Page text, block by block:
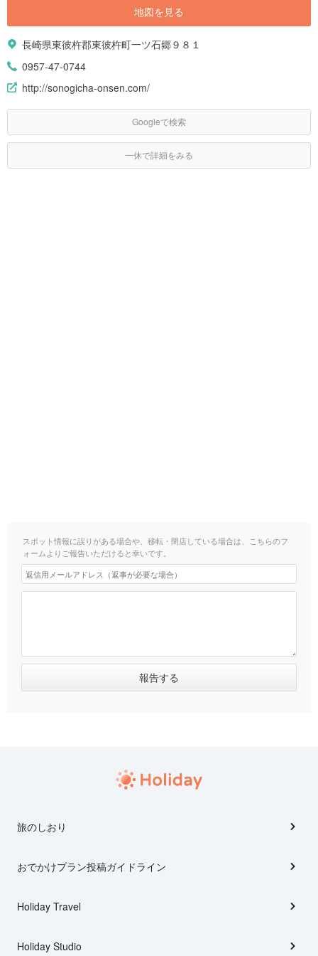
地図を見る
長崎県東彼杵郡東彼杵町一ツ石郷９８１
0957-47-0744
http://sonogicha-onsen.com/
Googleで検索
一休で詳細をみる
スポット情報に誤りがある場合や、移転・閉店している場合は、こちらのフ
ォームよりご報告いただけると幸いです。
旅のしおり
おでかけプラン投稿ガイドライン
Holiday Travel
Holiday Studio